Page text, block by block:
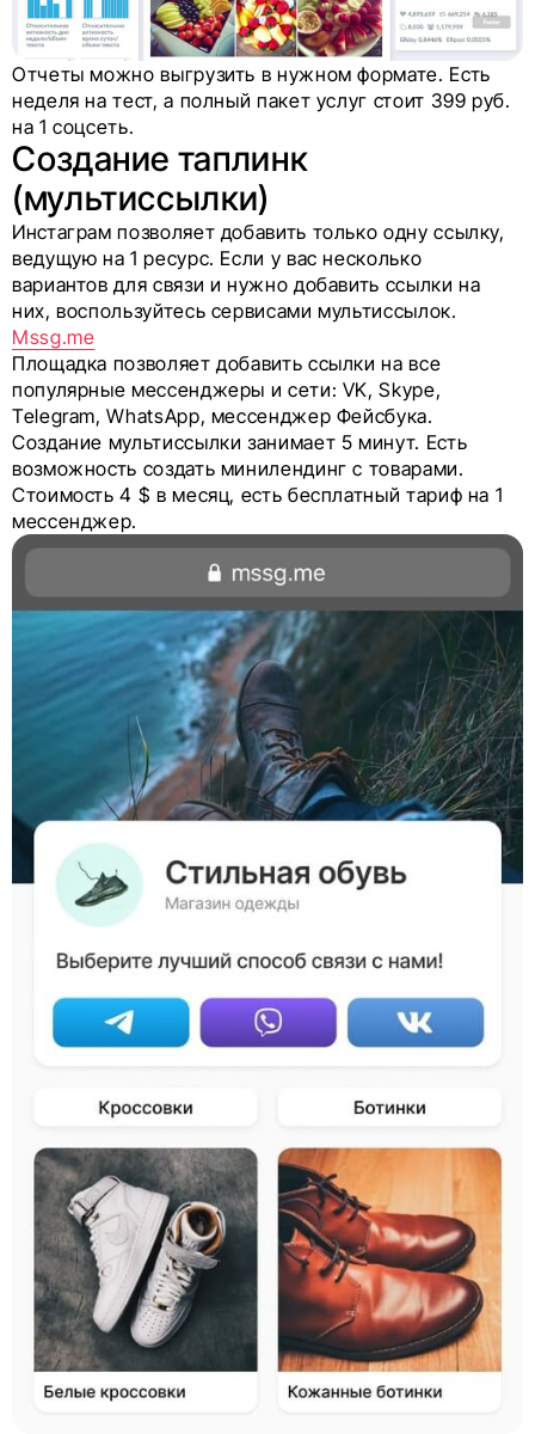
Отчеты можно выгрузить в нужном формате. Есть
неделя на тест, а полный пакет услуг стоит 399 руб.
на 1 соцсеть.
Создание таплинк
(мультиссылки)
Инстаграм позволяет добавить только одну ссылку,
ведущую на 1 ресурс. Если у вас несколько
вариантов для связи и нужно добавить ссылки на
них, воспользуйтесь сервисами мультиссылок.
Mssg.me
Площадка позволяет добавить ссылки на все
популярные мессенджеры и сети: VK, Skype,
Telegram, WhatsApp, мессенджер Фейсбука.
Создание мультиссылки занимает 5 минут. Есть
возможность создать минилендинг с товарами.
Стоимость 4 $ в месяц, есть бесплатный тариф на 1
мессенджер.